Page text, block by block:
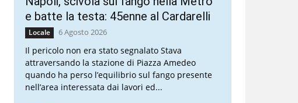
e batte la testa: 45enne al Cardarelli
Locale 6 Agosto 2026
Il pericolo non era stato segnalato Stava
attraversando la stazione di Piazza Amedeo
quando ha perso l’equilibrio sul fango presente
nell’area interessata dai lavori ed...